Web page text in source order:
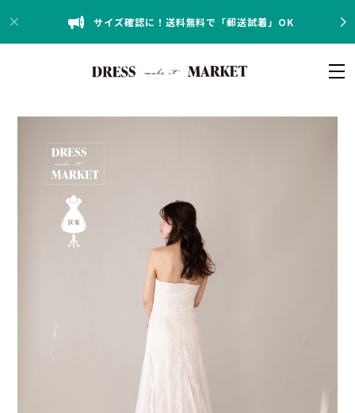
サイズ確認に！送料無料で「郵送試着」OK